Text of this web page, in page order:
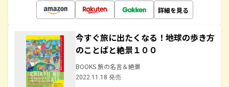
詳細を見る
今すぐ旅に出たくなる！地球の歩き方
のことばと絶景１００
BOOKS 旅の名言＆絶景
2022.11.18 発売